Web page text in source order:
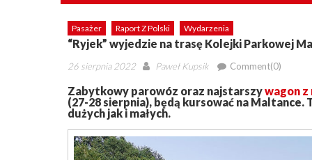
Pasażer Raport Z Polski Wydarzenia
“Ryjek” wyjedzie na trasę Kolejki Parkowej
Posted
26 sierpnia 2022 Author
Paweł Kupsik Comment(0)
Zabytkowy parowóz oraz najstarszywagon z
(27-28 sierpnia), będą kursować na
dużych jak i małych.